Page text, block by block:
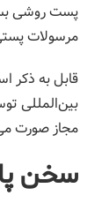
پست روشی
مرسولات
قابل به
بین‌المللی
مجاز صورت
سخن